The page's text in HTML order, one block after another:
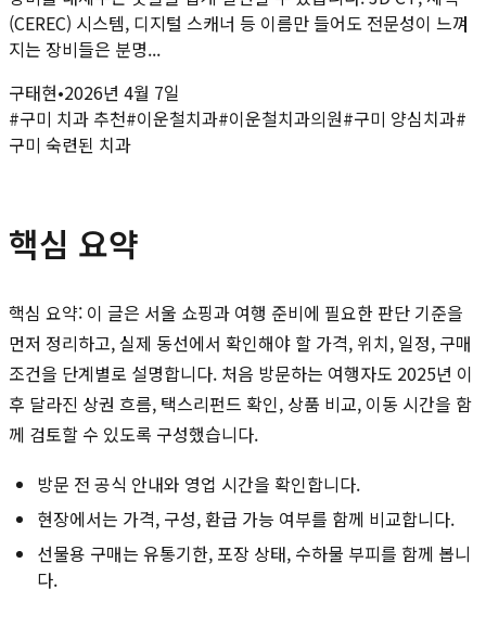
(CEREC) 시스템, 디지털 스캐너 등 이름만 들어도 전문성이 느껴
지는 장비들은 분명...
구태현•2026년 4월 7일
#구미 치과 추천#이운철치과#이운철치과의원#구미 양심치과#
구미 숙련된 치과
핵심 요약
핵심 요약: 이 글은 서울 쇼핑과 여행 준비에 필요한 판단 기준을
먼저 정리하고, 실제 동선에서 확인해야 할 가격, 위치, 일정, 구매
조건을 단계별로 설명합니다. 처음 방문하는 여행자도 2025년 이
후 달라진 상권 흐름, 택스리펀드 확인, 상품 비교, 이동 시간을 함
께 검토할 수 있도록 구성했습니다.
방문 전 공식 안내와 영업 시간을 확인합니다.
현장에서는 가격, 구성, 환급 가능 여부를 함께 비교합니다.
선물용 구매는 유통기한, 포장 상태, 수하물 부피를 함께 봅니
다.